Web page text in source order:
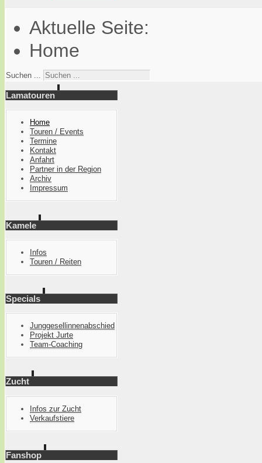
Aktuelle Seite:
Home
Suchen ...
Lamatouren
Home
Touren / Events
Termine
Kontakt
Anfahrt
Partner in der Region
Archiv
Impressum
Kamele
Infos
Touren / Reiten
Specials
Junggesellinnenabschied
Projekt Jurte
Team-Coaching
Zucht
Infos zur Zucht
Verkaufstiere
Fanshop